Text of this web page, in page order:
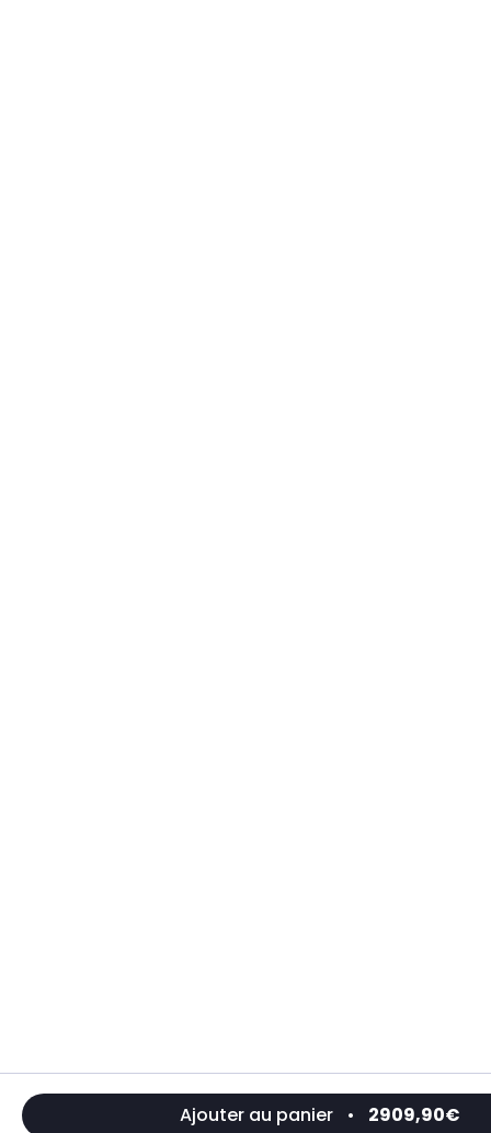
Ajouter au panier • 2909,90€